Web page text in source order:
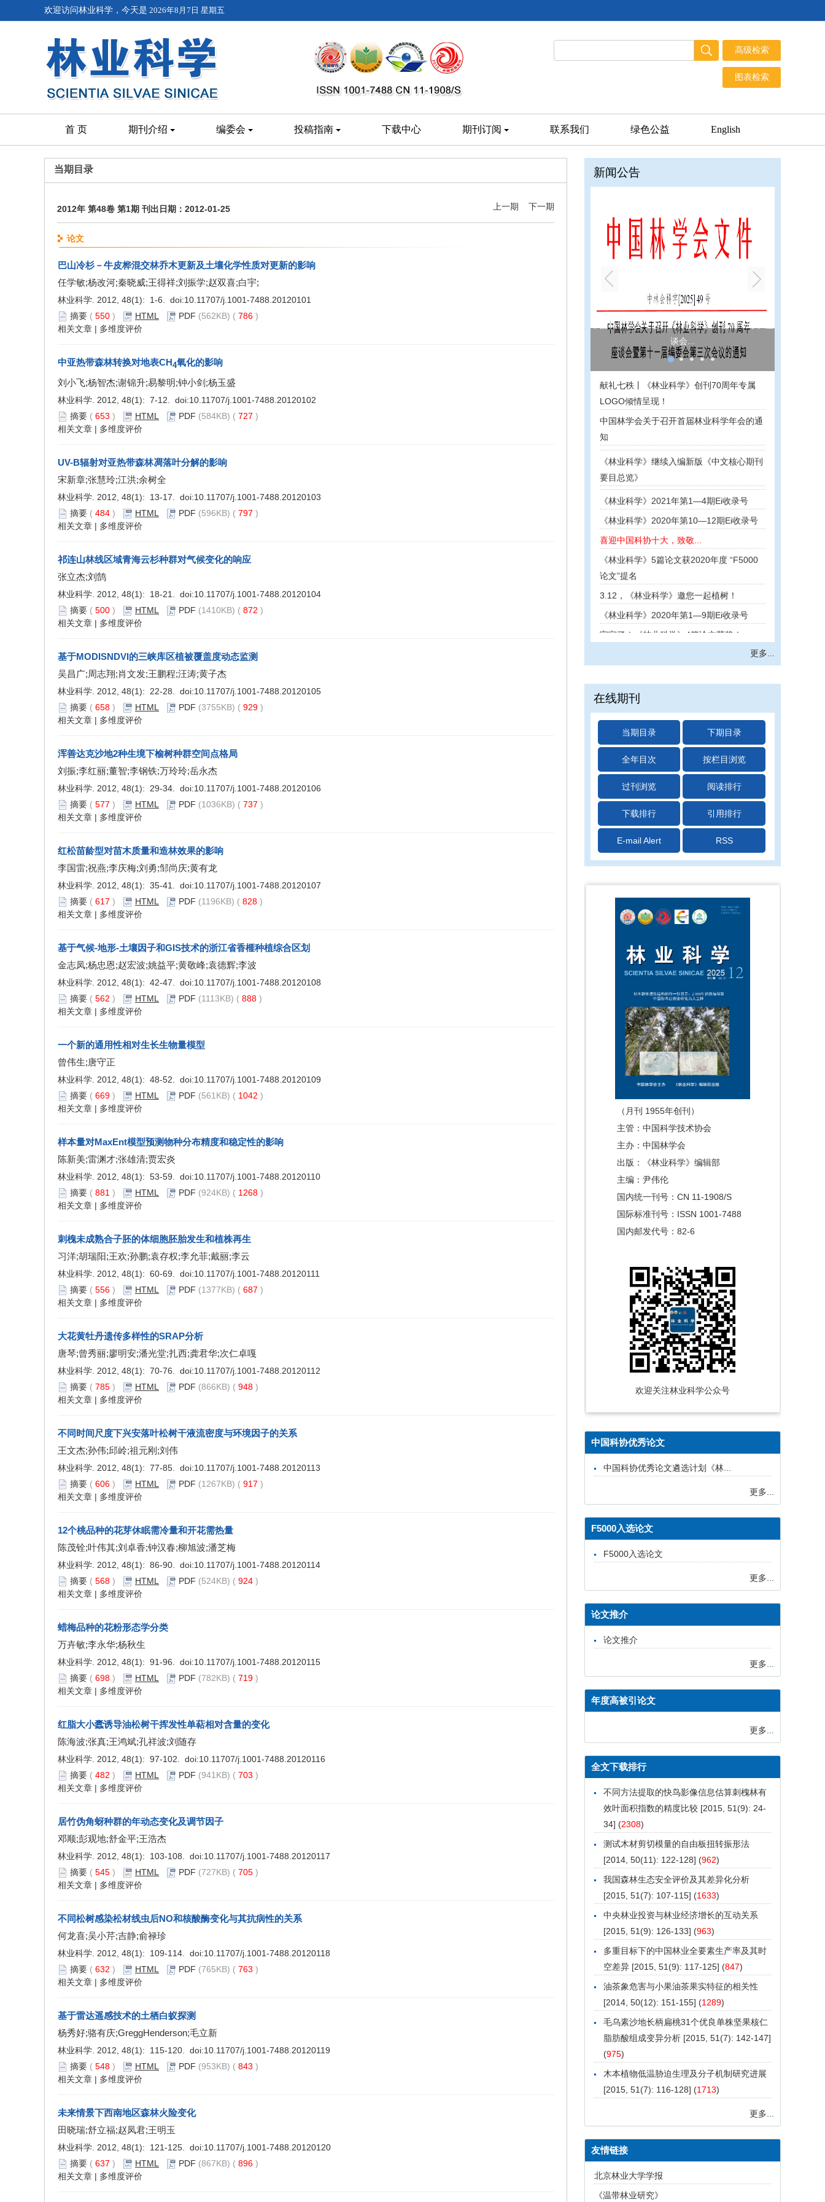
欢迎访问林业科学，今天是 2026年8月7日 星期五
首 页 期刊介绍 编委会 投稿指南 下载中心 期刊订阅 联系我们 绿色公益 English
当期目录
2012年 第48卷 第1期 刊出日期：2012-01-25 上一期 下一期
论文
巴山冷杉－牛皮桦混交林乔木更新及土壤化学性质对更新的影响
任学敏;杨改河;秦晓威;王得祥;刘振学;赵双喜;白宇;
林业科学. 2012, 48(1): 1-6. doi:10.11707/j.1001-7488.20120101
摘要 ( 550 ) HTML PDF (562KB) ( 786 )
相关文章 | 多维度评价
中亚热带森林转换对地表CH4氧化的影响
刘小飞;杨智杰;谢锦升;易黎明;钟小剑;杨玉盛
林业科学. 2012, 48(1): 7-12. doi:10.11707/j.1001-7488.20120102
摘要 ( 653 ) HTML PDF (584KB) ( 727 )
相关文章 | 多维度评价
UV-B辐射对亚热带森林凋落叶分解的影响
宋新章;张慧玲;江洪;余树全
林业科学. 2012, 48(1): 13-17. doi:10.11707/j.1001-7488.20120103
摘要 ( 484 ) HTML PDF (596KB) ( 797 )
相关文章 | 多维度评价
祁连山林线区域青海云杉种群对气候变化的响应
张立杰;刘鹄
林业科学. 2012, 48(1): 18-21. doi:10.11707/j.1001-7488.20120104
摘要 ( 500 ) HTML PDF (1410KB) ( 872 )
相关文章 | 多维度评价
基于MODISNDVI的三峡库区植被覆盖度动态监测
吴昌广;周志翔;肖文发;王鹏程;汪涛;黄子杰
林业科学. 2012, 48(1): 22-28. doi:10.11707/j.1001-7488.20120105
摘要 ( 658 ) HTML PDF (3755KB) ( 929 )
相关文章 | 多维度评价
浑善达克沙地2种生境下榆树种群空间点格局
刘振;李红丽;董智;李钢铁;万玲玲;岳永杰
林业科学. 2012, 48(1): 29-34. doi:10.11707/j.1001-7488.20120106
摘要 ( 577 ) HTML PDF (1036KB) ( 737 )
相关文章 | 多维度评价
红松苗龄型对苗木质量和造林效果的影响
李国雷;祝燕;李庆梅;刘勇;邹尚庆;黄有龙
林业科学. 2012, 48(1): 35-41. doi:10.11707/j.1001-7488.20120107
摘要 ( 617 ) HTML PDF (1196KB) ( 828 )
相关文章 | 多维度评价
基于气候-地形-土壤因子和GIS技术的浙江省香榧种植综合区划
金志凤;杨忠恩;赵宏波;姚益平;黄敬峰;袁德辉;李波
林业科学. 2012, 48(1): 42-47. doi:10.11707/j.1001-7488.20120108
摘要 ( 562 ) HTML PDF (1113KB) ( 888 )
相关文章 | 多维度评价
一个新的通用性相对生长生物量模型
曾伟生;唐守正
林业科学. 2012, 48(1): 48-52. doi:10.11707/j.1001-7488.20120109
摘要 ( 669 ) HTML PDF (561KB) ( 1042 )
相关文章 | 多维度评价
样本量对MaxEnt模型预测物种分布精度和稳定性的影响
陈新美;雷渊才;张雄清;贾宏炎
林业科学. 2012, 48(1): 53-59. doi:10.11707/j.1001-7488.20120110
摘要 ( 881 ) HTML PDF (924KB) ( 1268 )
相关文章 | 多维度评价
刺槐未成熟合子胚的体细胞胚胎发生和植株再生
习洋;胡瑞阳;王欢;孙鹏;袁存权;李允菲;戴丽;李云
林业科学. 2012, 48(1): 60-69. doi:10.11707/j.1001-7488.20120111
摘要 ( 556 ) HTML PDF (1377KB) ( 687 )
相关文章 | 多维度评价
大花黄牡丹遗传多样性的SRAP分析
唐琴;曾秀丽;廖明安;潘光堂;扎西;龚君华;次仁卓嘎
林业科学. 2012, 48(1): 70-76. doi:10.11707/j.1001-7488.20120112
摘要 ( 785 ) HTML PDF (866KB) ( 948 )
相关文章 | 多维度评价
不同时间尺度下兴安落叶松树干液流密度与环境因子的关系
王文杰;孙伟;邱岭;祖元刚;刘伟
林业科学. 2012, 48(1): 77-85. doi:10.11707/j.1001-7488.20120113
摘要 ( 606 ) HTML PDF (1267KB) ( 917 )
相关文章 | 多维度评价
12个桃品种的花芽休眠需冷量和开花需热量
陈茂铨;叶伟其;刘卓香;钟汉春;柳旭波;潘芝梅
林业科学. 2012, 48(1): 86-90. doi:10.11707/j.1001-7488.20120114
摘要 ( 568 ) HTML PDF (524KB) ( 924 )
相关文章 | 多维度评价
蜡梅品种的花粉形态学分类
万卉敏;李永华;杨秋生
林业科学. 2012, 48(1): 91-96. doi:10.11707/j.1001-7488.20120115
摘要 ( 698 ) HTML PDF (782KB) ( 719 )
相关文章 | 多维度评价
红脂大小蠹诱导油松树干挥发性单萜相对含量的变化
陈海波;张真;王鸿斌;孔祥波;刘随存
林业科学. 2012, 48(1): 97-102. doi:10.11707/j.1001-7488.20120116
摘要 ( 482 ) HTML PDF (941KB) ( 703 )
相关文章 | 多维度评价
居竹伪角蚜种群的年动态变化及调节因子
邓顺;彭观地;舒金平;王浩杰
林业科学. 2012, 48(1): 103-108. doi:10.11707/j.1001-7488.20120117
摘要 ( 545 ) HTML PDF (727KB) ( 705 )
相关文章 | 多维度评价
不同松树感染松材线虫后NO和核酸酶变化与其抗病性的关系
何龙喜;吴小芹;吉静;俞禄珍
林业科学. 2012, 48(1): 109-114. doi:10.11707/j.1001-7488.20120118
摘要 ( 632 ) HTML PDF (765KB) ( 763 )
相关文章 | 多维度评价
基于雷达遥感技术的土栖白蚁探测
杨秀好;骆有庆;GreggHenderson;毛立新
林业科学. 2012, 48(1): 115-120. doi:10.11707/j.1001-7488.20120119
摘要 ( 548 ) HTML PDF (953KB) ( 843 )
相关文章 | 多维度评价
未来情景下西南地区森林火险变化
田晓瑞;舒立福;赵凤君;王明玉
林业科学. 2012, 48(1): 121-125. doi:10.11707/j.1001-7488.20120120
摘要 ( 637 ) HTML PDF (867KB) ( 896 )
相关文章 | 多维度评价
新闻公告
中国林学会关于召开《林业科学》创刊70周年 座
谈会...
献礼七秩丨《林业科学》创刊70周年专属
LOGO倾情呈现！
中国林学会关于召开首届林业科学年会的通
知
《林业科学》致敬林业科技工作者——迎接
第八个全国科技工作者日
致谢《林业科学》2023年度审稿专家
《林业科学》继续入编新版《中文核心期刊
要目总览》
《林业科学》2021年第1―4期Ei收录号
《林业科学》2020年第10―12期Ei收录号
喜迎中国科协十大，致敬...
《林业科学》5篇论文获2020年度 “F5000
论文”提名
3.12，《林业科学》邀您一起植树！
《林业科学》2020年第1—9期Ei收录号
官宣了！《林业科学》4篇论文获奖！
《林业科学》公布2017年高被引频次论文并
《林业科学》公布2017年高被引频次论文并
更多...
在线期刊
当期目录 下期目录
全年目次 按栏目浏览
过刊浏览 阅读排行
下载排行 引用排行
E-mail Alert RSS
（月刊 1955年创刊）
主管：中国科学技术协会
主办：中国林学会
出版：《林业科学》编辑部
主编：尹伟伦
国内统一刊号：CN 11-1908/S
国际标准刊号：ISSN 1001-7488
国内邮发代号：82-6
欢迎关注林业科学公众号
中国科协优秀论文
中国科协优秀论文遴选计划《林...
更多...
F5000入选论文
F5000入选论文
更多...
论文推介
论文推介
更多...
年度高被引论文
更多...
全文下载排行
不同方法提取的快鸟影像信息估算刺槐林有
效叶面积指数的精度比较 [2015, 51(9): 24-
34] (2308)
测试木材剪切模量的自由板扭转振形法
[2014, 50(11): 122-128] (962)
我国森林生态安全评价及其差异化分析
[2015, 51(7): 107-115] (1633)
中央林业投资与林业经济增长的互动关系
[2015, 51(9): 126-133] (963)
多重目标下的中国林业全要素生产率及其时
空差异 [2015, 51(9): 117-125] (847)
油茶象危害与小果油茶果实特征的相关性
[2014, 50(12): 151-155] (1289)
毛乌素沙地长柄扁桃31个优良单株坚果核仁
脂肪酸组成变异分析 [2015, 51(7): 142-147]
(975)
木本植物低温胁迫生理及分子机制研究进展
[2015, 51(7): 116-128] (1713)
更多...
友情链接
北京林业大学学报
《温带林业研究》